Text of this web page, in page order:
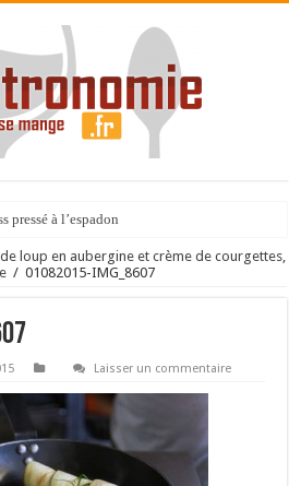
pressé à l’espadon
loup en aubergine et crème de courgettes,
/ 01082015-IMG_8607
Laisser un commentaire